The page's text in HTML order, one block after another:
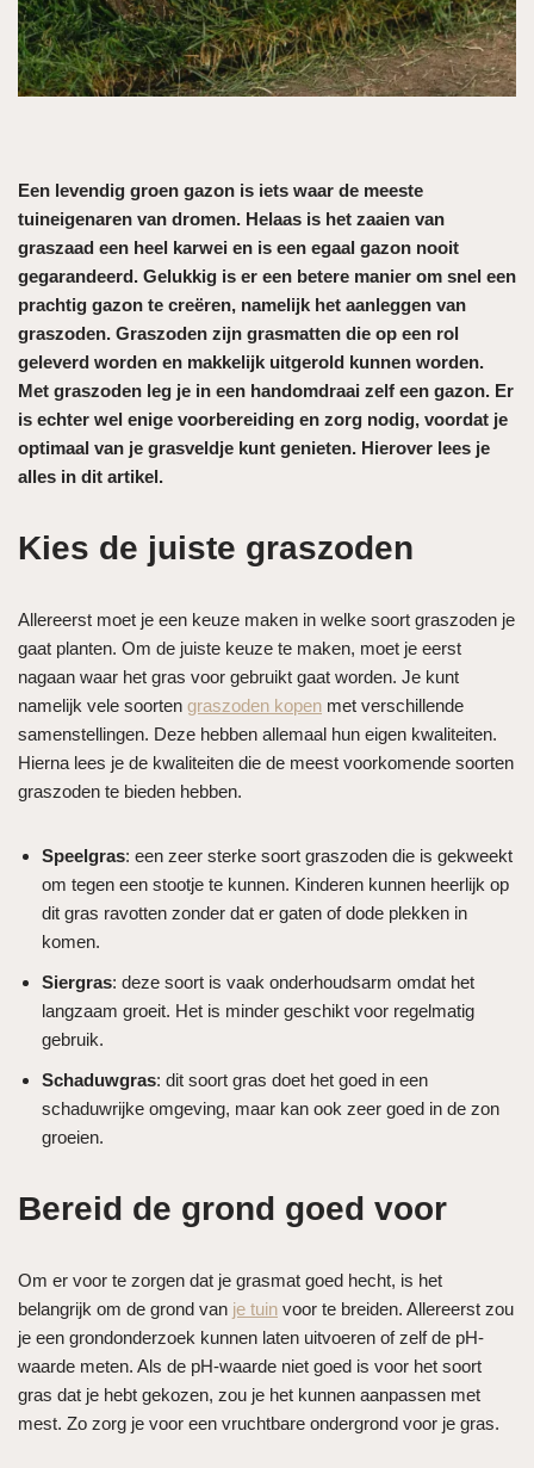
Een levendig groen gazon is iets waar de meeste
tuineigenaren van dromen. Helaas is het zaaien van
graszaad een heel karwei en is een egaal gazon nooit
gegarandeerd. Gelukkig is er een betere manier om snel een
prachtig gazon te creëren, namelijk het aanleggen van
graszoden. Graszoden zijn grasmatten die op een rol
geleverd worden en makkelijk uitgerold kunnen worden.
Met graszoden leg je in een handomdraai zelf een gazon. Er
is echter wel enige voorbereiding en zorg nodig, voordat je
optimaal van je grasveldje kunt genieten. Hierover lees je
alles in dit artikel.
Kies de juiste graszoden
Allereerst moet je een keuze maken in welke soort graszoden je
gaat planten. Om de juiste keuze te maken, moet je eerst
nagaan waar het gras voor gebruikt gaat worden. Je kunt
namelijk vele soorten graszoden kopen met verschillende
samenstellingen. Deze hebben allemaal hun eigen kwaliteiten.
Hierna lees je de kwaliteiten die de meest voorkomende soorten
graszoden te bieden hebben.
Speelgras: een zeer sterke soort graszoden die is gekweekt
om tegen een stootje te kunnen. Kinderen kunnen heerlijk op
dit gras ravotten zonder dat er gaten of dode plekken in
komen.
Siergras: deze soort is vaak onderhoudsarm omdat het
langzaam groeit. Het is minder geschikt voor regelmatig
gebruik.
Schaduwgras: dit soort gras doet het goed in een
schaduwrijke omgeving, maar kan ook zeer goed in de zon
groeien.
Bereid de grond goed voor
Om er voor te zorgen dat je grasmat goed hecht, is het
belangrijk om de grond van je tuin voor te breiden. Allereerst zou
je een grondonderzoek kunnen laten uitvoeren of zelf de pH-
waarde meten. Als de pH-waarde niet goed is voor het soort
gras dat je hebt gekozen, zou je het kunnen aanpassen met
mest. Zo zorg je voor een vruchtbare ondergrond voor je gras.